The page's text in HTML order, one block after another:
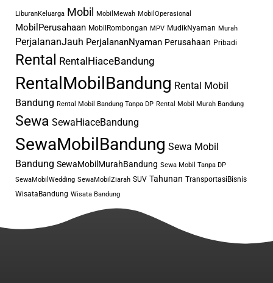
Itu sebabnya saat ingin
mengadakan acara ziarah ke Wali
Songo, pastikan Anda sudah tahu
merk mobil atau kendaraan apa
saja yang cocok membawa banyak
orang. Setidaknya kapasitas mobil
harus bisa menampung minimal 10
leluasa dan nyaman.
Sewa Mobil Ziarah Wali
Songo Bandung Sesuai
Kebutuhan
LiburanKeluarga Mobil MobilMewah MobilOperasional
MobilPerusahaan MobilRombongan MPV MudikNyaman Murah
PerjalananJauh PerjalananNyaman Perusahaan Pribadi
Rental RentalHiaceBandung
RentalMobilBandung Rental Mobil
Bandung Rental Mobil Bandung Tanpa DP Rental Mobil Murah Bandung
Sewa SewaHiaceBandung
SewaMobilBandung Sewa Mobil
Bandung SewaMobilMurahBandung Sewa Mobil Tanpa DP
SewaMobilWedding SewaMobilZiarah SUV Tahunan TransportasiBisnis
WisataBandung Wisata Bandung